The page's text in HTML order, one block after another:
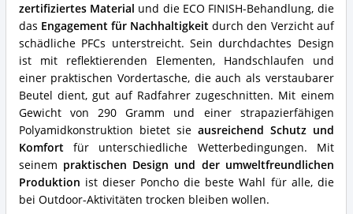
zertifiziertes Material und die ECO FINISH-Behandlung, die
das Engagement für Nachhaltigkeit durch den Verzicht auf
schädliche PFCs unterstreicht. Sein durchdachtes Design
ist mit reflektierenden Elementen, Handschlaufen und
einer praktischen Vordertasche, die auch als verstaubarer
Beutel dient, gut auf Radfahrer zugeschnitten. Mit einem
Gewicht von 290 Gramm und einer strapazierfähigen
Polyamidkonstruktion bietet sie ausreichend Schutz und
Komfortfür unterschiedliche Wetterbedingungen. Mit
seinem praktischen Design und der umweltfreundlichen
Produktion ist dieser Poncho die beste Wahl für alle, die
bei Outdoor-Aktivitäten trocken bleiben wollen.